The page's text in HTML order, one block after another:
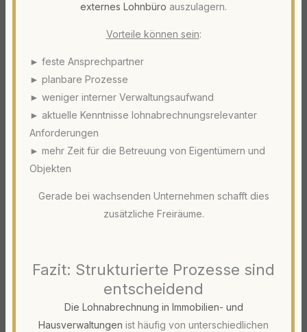
externes Lohnbüro auszulagern.
Vorteile können sein:
► feste Ansprechpartner
► planbare Prozesse
► weniger interner Verwaltungsaufwand
► aktuelle Kenntnisse lohnabrechnungsrelevanter
Anforderungen
► mehr Zeit für die Betreuung von Eigentümern und
Objekten
Gerade bei wachsenden Unternehmen schafft dies
zusätzliche Freiräume.
Fazit: Strukturierte Prozesse sind
entscheidend
Die Lohnabrechnung in Immobilien- und
Hausverwaltungen ist häufig von unterschiedlichen